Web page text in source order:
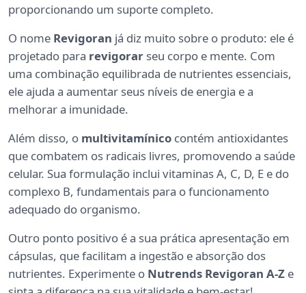
proporcionando um suporte completo.
O nome Revigoran já diz muito sobre o produto: ele é
projetado para revigorar seu corpo e mente. Com
uma combinação equilibrada de nutrientes essenciais,
ele ajuda a aumentar seus níveis de energia e a
melhorar a imunidade.
Além disso, o multivitamínico contém antioxidantes
que combatem os radicais livres, promovendo a saúde
celular. Sua formulação inclui vitaminas A, C, D, E e do
complexo B, fundamentais para o funcionamento
adequado do organismo.
Outro ponto positivo é a sua prática apresentação em
cápsulas, que facilitam a ingestão e absorção dos
nutrientes. Experimente o Nutrends Revigoran A-Z e